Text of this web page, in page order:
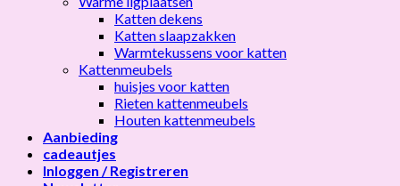
Katten dekens
Katten slaapzakken
Warmtekussens voor katten
Kattenmeubels
huisjes voor katten
Rieten kattenmeubels
Houten kattenmeubels
Aanbieding
cadeautjes
Inloggen / Registreren